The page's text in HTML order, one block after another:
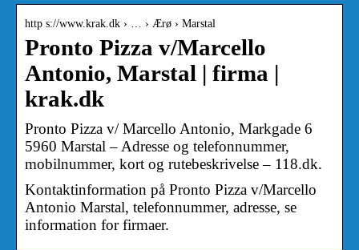
http s://www.krak.dk › … › Ærø › Marstal
Pronto Pizza v/Marcello
Antonio, Marstal | firma |
krak.dk
Pronto Pizza v/ Marcello Antonio, Markgade 6
5960 Marstal – Adresse og telefonnummer,
mobilnummer, kort og rutebeskrivelse – 118.dk.
Kontaktinformation på Pronto Pizza v/Marcello
Antonio Marstal, telefonnummer, adresse, se
information for firmaer.